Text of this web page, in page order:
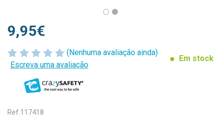
(Nenhuma avaliação ainda)
Escreva uma avaliação
Em stock
9,95€
Ref.117418